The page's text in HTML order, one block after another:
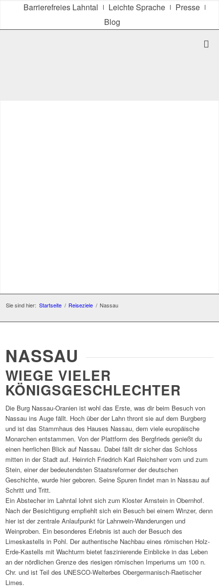
Barrierefreies Lahntal Leichte Sprache
Presse
Blog
Sie sind hier: Startseite / Reiseziele / Nassau
NASSAU
WIEGE VIELER
KÖNIGSGESCHLECHTER
Die Burg Nassau-Oranien ist wohl das Erste, was dir beim Besuch von
Nassau ins Auge fällt. Hoch über der Lahn thront sie auf dem Burgberg
und ist das Stammhaus des Hauses Nassau, dem viele europäische
Monarchen entstammen. Von der Plattform des Bergfrieds genießt du
einen herrlichen Blick auf Nassau. Dabei fällt dir sicher das Schloss
mitten in der Stadt auf. Heinrich Friedrich Karl Reichsherr vom und zum
Stein, einer der bedeutendsten Staatsreformer der deutschen
Geschichte, wurde hier geboren. Seine Spuren findet man in Nassau auf
Schritt und Tritt.
Ein Abstecher im Lahntal lohnt sich zum Kloster Arnstein in Obernhof.
Nach der Besichtigung empfiehlt sich ein Besuch bei einem Winzer, denn
hier ist der zentrale Anlaufpunkt für Lahnwein-Wanderungen und
Weinproben. Ein besonderes Erlebnis ist auch der Besuch des
Limeskastells in Pohl. Der authentische Nachbau eines römischen Holz-
Erde-Kastells mit Wachturm bietet faszinierende Einblicke in das Leben
an der nördlichen Grenze des riesigen römischen Imperiums um 100 n.
Chr. und ist Teil des UNESCO-Welterbes Obergermanisch-Raetischer
Limes.